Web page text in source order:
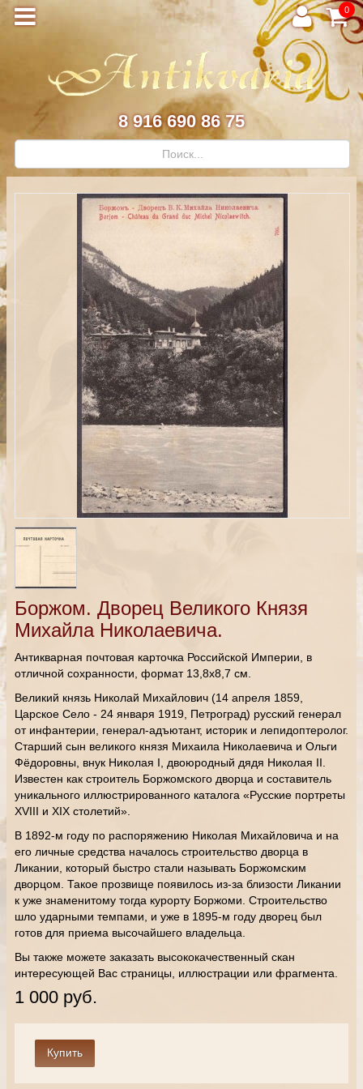
0
8 916 690 86 75
Боржом. Дворец Великого Князя
Михайла Николаевича.
Антикварная почтовая карточка Российской Империи, в
отличной сохранности, формат 13,8х8,7 см.
Великий князь Николай Михайлович (14 апреля 1859,
Царское Село - 24 января 1919, Петроград) русский генерал
от инфантерии, генерал-адъютант, историк и лепидоптеролог.
Старший сын великого князя Михаила Николаевича и Ольги
Фёдоровны, внук Николая I, двоюродный дядя Николая II.
Известен как строитель Боржомского дворца и составитель
уникального иллюстрированного каталога «Русские портреты
XVIII и XIX столетий».
В 1892-м году по распоряжению Николая Михайловича и на
его личные средства началось строительство дворца в
Ликании, который быстро стали называть Боржомским
дворцом. Такое прозвище появилось из-за близости Ликании
к уже знаменитому тогда курорту Боржоми. Строительство
шло ударными темпами, и уже в 1895-м году дворец был
готов для приема высочайшего владельца.
Вы также можете заказать высококачественный скан
интересующей Вас страницы, иллюстрации или фрагмента.
1 000 руб.